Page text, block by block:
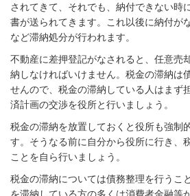
されてきて、それでも、納付できない時
書が送られてきます。これ以後に納付が
など滞納処分が行われます。
不動産に差押登記がなされると、任意売
納しなければいけません。税金の滞納は
せんので、税金の滞納している人はまず
済計画の交渉を役所と行いましょう。
税金の滞納を放置しておくと役所も強制
す。そうなる前に自分から役所に行き、
ことを自ら行いましょう。
税金の滞納については債務整理を行うこ